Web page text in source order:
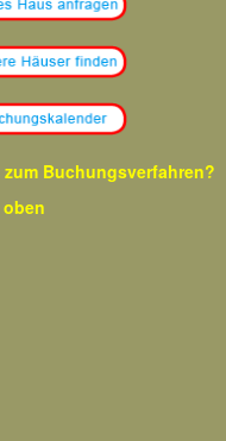
Buchungsverfahren?